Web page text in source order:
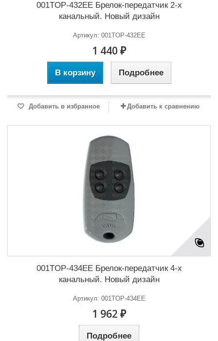
001TOP-432EE Брелок-передатчик 2-х
канальный. Новый дизайн
Артикул: 001TOP-432EE
1 440 ₽
В корзину Подробнее
Добавить в избранное Добавить к сравнению
001TOP-434EE Брелок-передатчик 4-х
канальный. Новый дизайн
Артикул: 001TOP-434EE
1 962 ₽
Подробнее